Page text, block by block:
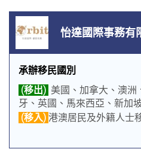
怡達國際事務有
承辦移民國別
(移出) 美國、加拿大、澳洲
牙、英國、馬來西亞、新加
克里斯多福及尼維斯、土耳
(移入) 港澳居民及外籍人士